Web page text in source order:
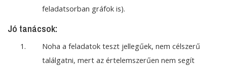
feladatsorban gráfok is).
Jó tanácsok:
Noha a feladatok teszt jellegűek, nem célszerű
találgatni, mert az értelemszerűen nem segít